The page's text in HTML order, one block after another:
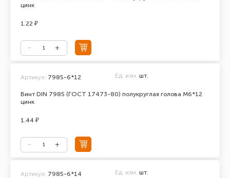
цинк
1.22 ₽
Винт DIN 7985 (ГОСТ 17473-80) полукруглая голова М6*12
цинк
Артикул: 7985-6*12 Ед. изм. шт.
1.44 ₽
Артикул: 7985-6*14 Ед. изм. шт.